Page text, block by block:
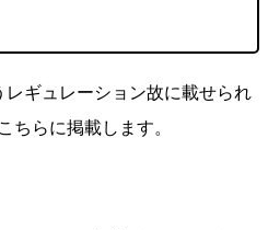
ギュレーション故に載せられ
ちらに掲載します。